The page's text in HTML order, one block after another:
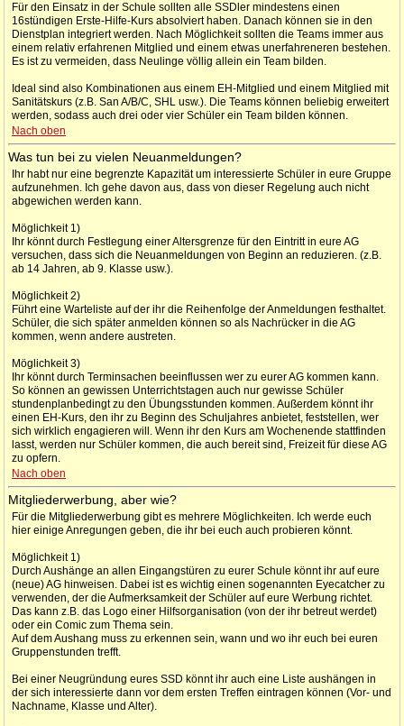
Für den Einsatz in der Schule sollten alle SSDler mindestens einen
16stündigen Erste-Hilfe-Kurs absolviert haben. Danach können sie in den
Dienstplan integriert werden. Nach Möglichkeit sollten die Teams immer aus
einem relativ erfahrenen Mitglied und einem etwas unerfahreneren bestehen.
Es ist zu vermeiden, dass Neulinge völlig allein ein Team bilden.
Ideal sind also Kombinationen aus einem EH-Mitglied und einem Mitglied mit
Sanitätskurs (z.B. San A/B/C, SHL usw.). Die Teams können beliebig erweitert
werden, sodass auch drei oder vier Schüler ein Team bilden können.
Nach oben
Was tun bei zu vielen Neuanmeldungen?
Ihr habt nur eine begrenzte Kapazität um interessierte Schüler in eure Gruppe
aufzunehmen. Ich gehe davon aus, dass von dieser Regelung auch nicht
abgewichen werden kann.
Möglichkeit 1)
Ihr könnt durch Festlegung einer Altersgrenze für den Eintritt in eure AG
versuchen, dass sich die Neuanmeldungen von Beginn an reduzieren. (z.B.
ab 14 Jahren, ab 9. Klasse usw.).
Möglichkeit 2)
Führt eine Warteliste auf der ihr die Reihenfolge der Anmeldungen festhaltet.
Schüler, die sich später anmelden können so als Nachrücker in die AG
kommen, wenn andere austreten.
Möglichkeit 3)
Ihr könnt durch Terminsachen beeinflussen wer zu eurer AG kommen kann.
So können an gewissen Unterrichtstagen auch nur gewisse Schüler
stundenplanbedingt zu den Übungsstunden kommen. Außerdem könnt ihr
einen EH-Kurs, den ihr zu Beginn des Schuljahres anbietet, feststellen, wer
sich wirklich engagieren will. Wenn ihr den Kurs am Wochenende stattfinden
lasst, werden nur Schüler kommen, die auch bereit sind, Freizeit für diese AG
zu opfern.
Nach oben
Mitgliederwerbung, aber wie?
Für die Mitgliederwerbung gibt es mehrere Möglichkeiten. Ich werde euch
hier einige Anregungen geben, die ihr bei euch auch probieren könnt.
Möglichkeit 1)
Durch Aushänge an allen Eingangstüren zu eurer Schule könnt ihr auf eure
(neue) AG hinweisen. Dabei ist es wichtig einen sogenannten Eyecatcher zu
verwenden, der die Aufmerksamkeit der Schüler auf eure Werbung richtet.
Das kann z.B. das Logo einer Hilfsorganisation (von der ihr betreut werdet)
oder ein Comic zum Thema sein.
Auf dem Aushang muss zu erkennen sein, wann und wo ihr euch bei euren
Gruppenstunden trefft.
Bei einer Neugründung eures SSD könnt ihr auch eine Liste aushängen in
der sich interessierte dann vor dem ersten Treffen eintragen können (Vor- und
Nachname, Klasse und Alter).